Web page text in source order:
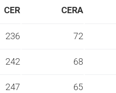
CER CERA
236 72
242 68
247 65